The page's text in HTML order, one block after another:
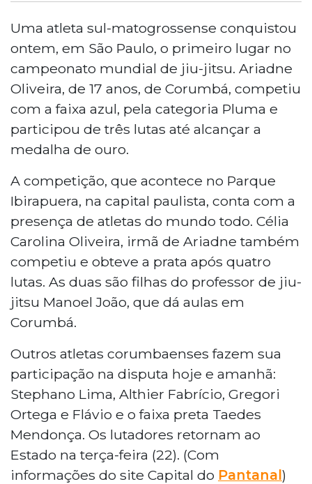
Uma atleta sul-matogrossense conquistou
ontem, em São Paulo, o primeiro lugar no
campeonato mundial de jiu-jitsu. Ariadne
Oliveira, de 17 anos, de Corumbá, competiu
com a faixa azul, pela categoria Pluma e
participou de três lutas até alcançar a
medalha de ouro.
A competição, que acontece no Parque
Ibirapuera, na capital paulista, conta com a
presença de atletas do mundo todo. Célia
Carolina Oliveira, irmã de Ariadne também
competiu e obteve a prata após quatro
lutas. As duas são filhas do professor de jiu-
jitsu Manoel João, que dá aulas em
Corumbá.
Outros atletas corumbaenses fazem sua
participação na disputa hoje e amanhã:
Stephano Lima, Althier Fabrício, Gregori
Ortega e Flávio e o faixa preta Taedes
Mendonça. Os lutadores retornam ao
Estado na terça-feira (22). (Com
informações do site Capital do Pantanal)